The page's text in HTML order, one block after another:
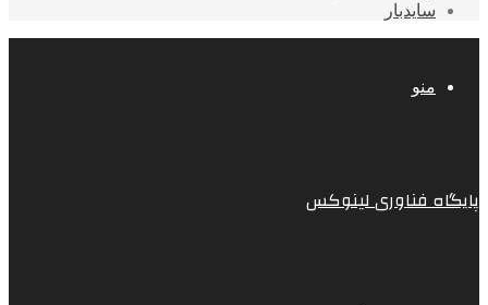
سایدبار
منو
پایگاه فناوری لینوکس